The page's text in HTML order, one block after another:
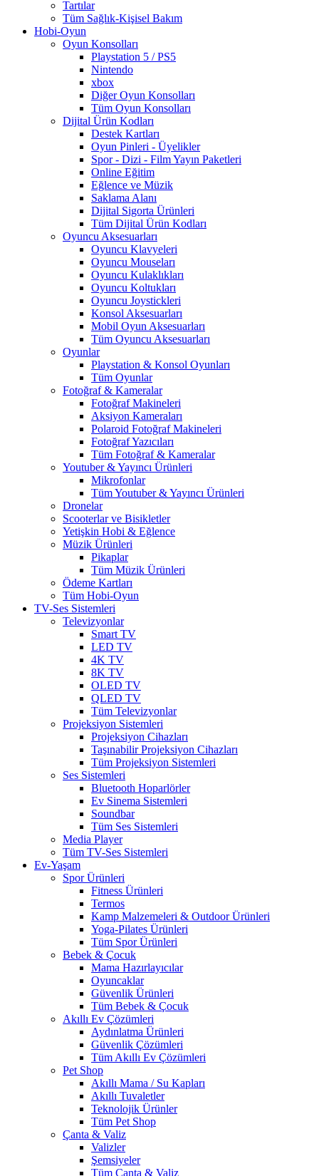
Tartılar
Tüm Sağlık-Kişisel Bakım
Hobi-Oyun
Oyun Konsolları
Playstation 5 / PS5
Nintendo
xbox
Diğer Oyun Konsolları
Tüm Oyun Konsolları
Dijital Ürün Kodları
Destek Kartları
Oyun Pinleri - Üyelikler
Spor - Dizi - Film Yayın Paketleri
Online Eğitim
Eğlence ve Müzik
Saklama Alanı
Dijital Sigorta Ürünleri
Tüm Dijital Ürün Kodları
Oyuncu Aksesuarları
Oyuncu Klavyeleri
Oyuncu Mouseları
Oyuncu Kulaklıkları
Oyuncu Koltukları
Oyuncu Joystickleri
Konsol Aksesuarları
Mobil Oyun Aksesuarları
Tüm Oyuncu Aksesuarları
Oyunlar
Playstation & Konsol Oyunları
Tüm Oyunlar
Fotoğraf & Kameralar
Fotoğraf Makineleri
Aksiyon Kameraları
Polaroid Fotoğraf Makineleri
Fotoğraf Yazıcıları
Tüm Fotoğraf & Kameralar
Youtuber & Yayıncı Ürünleri
Mikrofonlar
Tüm Youtuber & Yayıncı Ürünleri
Dronelar
Scooterlar ve Bisikletler
Yetişkin Hobi & Eğlence
Müzik Ürünleri
Pikaplar
Tüm Müzik Ürünleri
Ödeme Kartları
Tüm Hobi-Oyun
TV-Ses Sistemleri
Televizyonlar
Smart TV
LED TV
4K TV
8K TV
OLED TV
QLED TV
Tüm Televizyonlar
Projeksiyon Sistemleri
Projeksiyon Cihazları
Taşınabilir Projeksiyon Cihazları
Tüm Projeksiyon Sistemleri
Ses Sistemleri
Bluetooth Hoparlörler
Ev Sinema Sistemleri
Soundbar
Tüm Ses Sistemleri
Media Player
Tüm TV-Ses Sistemleri
Ev-Yaşam
Spor Ürünleri
Fitness Ürünleri
Termos
Kamp Malzemeleri & Outdoor Ürünleri
Yoga-Pilates Ürünleri
Tüm Spor Ürünleri
Bebek & Çocuk
Mama Hazırlayıcılar
Oyuncaklar
Güvenlik Ürünleri
Tüm Bebek & Çocuk
Akıllı Ev Çözümleri
Aydınlatma Ürünleri
Güvenlik Çözümleri
Tüm Akıllı Ev Çözümleri
Pet Shop
Akıllı Mama / Su Kapları
Akıllı Tuvaletler
Teknolojik Ürünler
Tüm Pet Shop
Çanta & Valiz
Valizler
Şemsiyeler
Tüm Çanta & Valiz